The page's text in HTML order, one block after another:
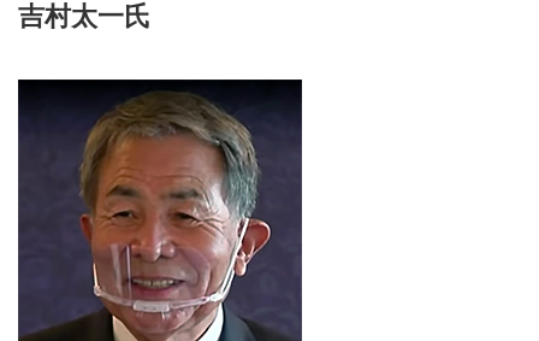
吉村太一氏